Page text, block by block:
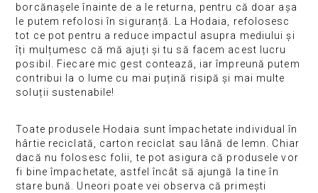
borcănașele înainte de a le returna, pentru că doar așa
le putem refolosi în siguranță. La Hodaia, refolosesc
tot ce pot pentru a reduce impactul asupra mediului și
îți mulțumesc că mă ajuți și tu să facem acest lucru
posibil. Fiecare mic gest contează, iar împreună putem
contribui la o lume cu mai puțină risipă și mai multe
soluții sustenabile!
Toate produsele Hodaia sunt împachetate individual în
hârtie reciclată, carton reciclat sau lână de lemn. Chiar
dacă nu folosesc folii, te pot asigura că produsele vor
fi bine împachetate, astfel încât să ajungă la tine în
stare bună. Uneori poate vei observa că primești